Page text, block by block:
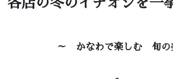
各店の冬のイチオシを一
～ かなわで楽しむ 旬